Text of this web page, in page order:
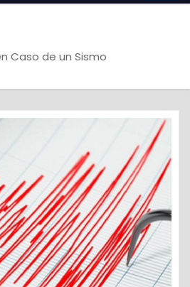
Caso de un Sismo